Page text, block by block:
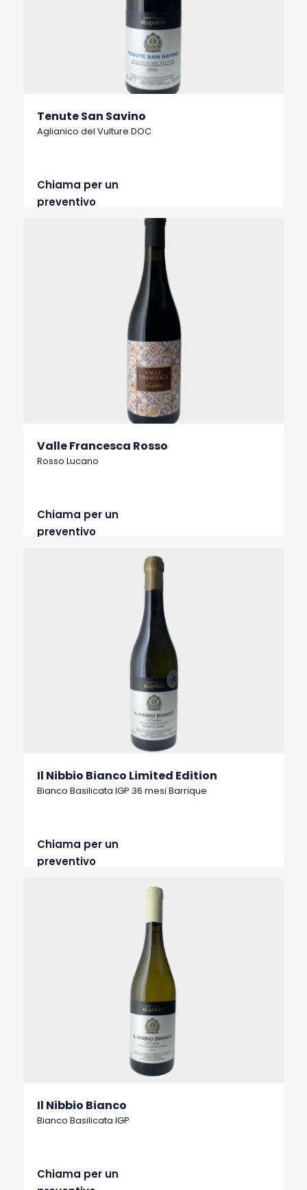
Tenute San Savino
Aglianico del Vulture DOC
Chiama per un
preventivo
Valle Francesca Rosso
Rosso Lucano
Chiama per un
preventivo
Il Nibbio Bianco Limited Edition
Bianco Basilicata IGP 36 mesi Barrique
Chiama per un
preventivo
Il Nibbio Bianco
Bianco Basilicata IGP
Chiama per un